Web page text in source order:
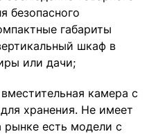
безопасного
габариты
шкаф в
или дачи;
камера с
хранения. Не имеет
рынке есть модели с